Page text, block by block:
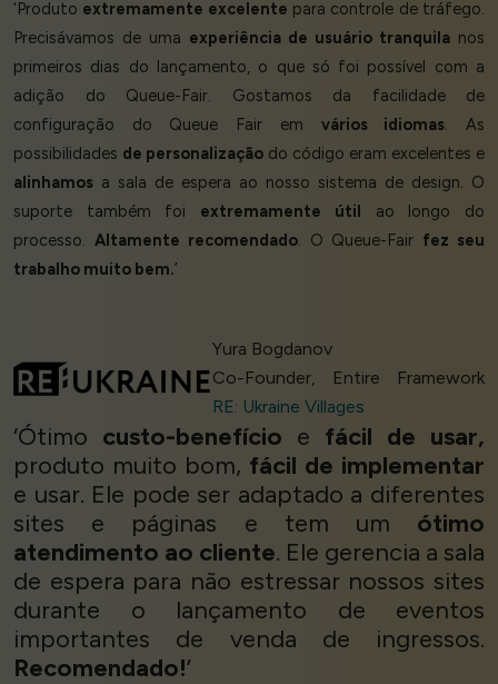
‘Produto extremamente excelente para controle de tráfego.
Precisávamos de uma experiência de usuário tranquila nos
primeiros dias do lançamento, o que só foi possível com a
adição do Queue-Fair. Gostamos da facilidade de
configuração do Queue Fair em vários idiomas. As
possibilidades de personalização do código eram excelentes e
alinhamos a sala de espera ao nosso sistema de design. O
suporte também foi extremamente útil ao longo do
processo. Altamente recomendado. O Queue-Fair fez seu
trabalho muito bem.’
Yura Bogdanov
Co-Founder, Entire Framework
RE: Ukraine Villages
‘Ótimo custo-benefício e fácil de usar,
produto muito bom, fácil de implementar
e usar. Ele pode ser adaptado a diferentes
sites e páginas e tem um ótimo
atendimento ao cliente. Ele gerencia a sala
de espera para não estressar nossos sites
durante o lançamento de eventos
importantes de venda de ingressos.
Recomendado!’